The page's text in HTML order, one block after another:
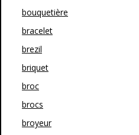
bouquetière
bracelet
brezil
briquet
broc
brocs
broyeur